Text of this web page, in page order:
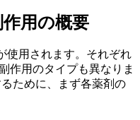
用の概要
使用されます。それぞれ
作用のタイプも異なりま
ために、まず各薬剤の